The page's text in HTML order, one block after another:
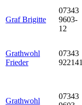
Graf Brigitte
07343
9603-
12
Grathwohl
Frieder
07343
922141
Grathwohl
07343